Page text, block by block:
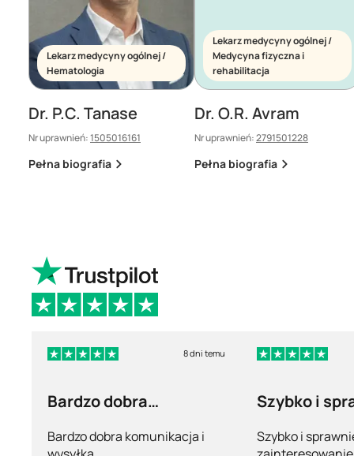
Lekarz medycyny ogólnej /
Hematologia
Dr. P.C. Tanase
Nr uprawnień:1505016161
Pełna biografia
Lekarz medycyny ogólnej /
Medycyna fizyczna i
rehabilitacja
Dr. O.R. Avram
Nr uprawnień:2791501228
Pełna biografia
8 dni temu
Bardzo dobra
Bardzo dobra komunikacja i
Szybko i
Szybko i